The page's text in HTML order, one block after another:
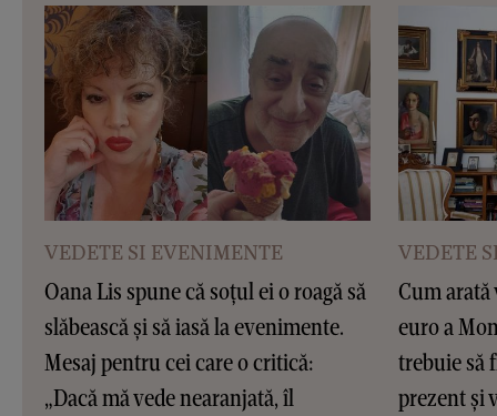
VEDETE SI EVENIMENTE
Oana Lis spune că soțul ei o roagă să
slăbească și să iasă la evenimente.
Mesaj pentru cei care o critică:
„Dacă mă vede nearanjată, îl
VEDETE
Cum arată
euro a
trebuie să
prezent și